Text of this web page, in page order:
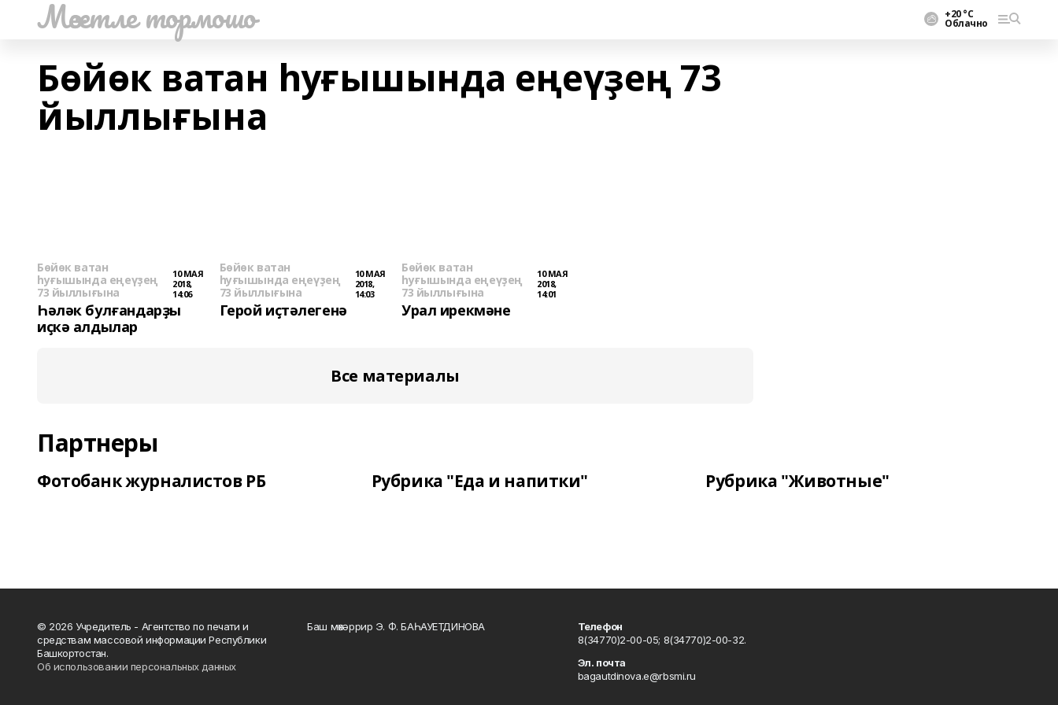
Мәсетле тормошо +20 °С
Облачно
Бөйөк ватан һуғышында еңеүҙең 73
йыллығына
Бөйөк ватан
һуғышында еңеүҙең
73 йыллығына
10 МАЯ
2018,
14:06
Һәләк булғандарҙы
иҫкә алдылар
Бөйөк ватан
һуғышында еңеүҙең
73 йыллығына
10 МАЯ
2018,
14:03
Герой иҫтәлегенә
Бөйөк ватан
һуғышында еңеүҙең
73 йыллығына
10 МАЯ
2018,
14:01
Урал ирекмәне
Все материалы
Партнеры
Фотобанк журналистов РБ Рубрика "Еда и напитки" Рубрика "Животные"
© 2026 Учредитель - Агентство по печати и
средствам массовой информации Республики
Башкортостан.
Об использовании персональных данных
Баш мөхәррир Э. Ф. БАҺАУЕТДИНОВА
Телефон
8(34770)2-00-05; 8(34770)2-00-32.
Эл. почта
bagautdinova.e@rbsmi.ru